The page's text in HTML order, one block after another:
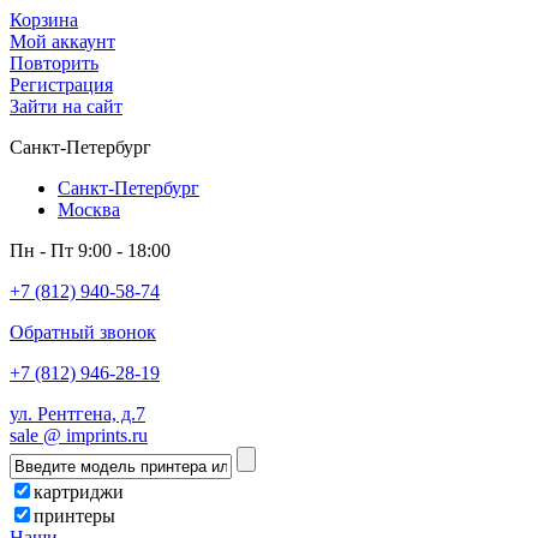
Корзина
Мой аккаунт
Повторить
Регистрация
Зайти на сайт
Санкт-Петербург
Санкт-Петербург
Москва
Пн - Пт 9:00 - 18:00
+7 (812) 940-58-74
Обратный звонок
+7 (812) 946-28-19
ул. Рентгена, д.7
sale @ imprints.ru
картриджи
принтеры